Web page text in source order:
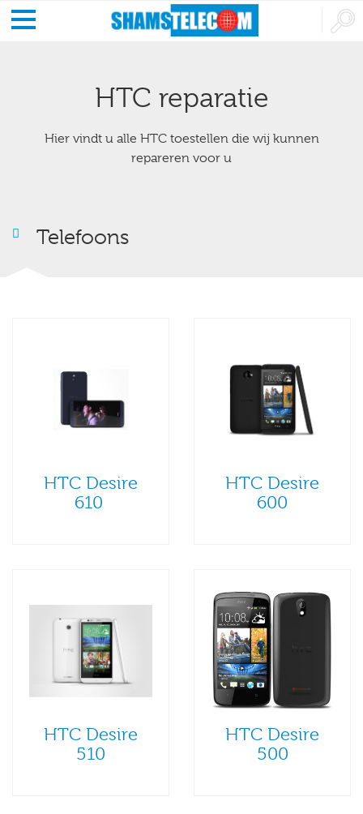
HTC reparatie
Hier vindt u alle HTC toestellen die wij kunnen
repareren voor u
Telefoons
HTC Desire
610
HTC Desire
600
HTC Desire
510
HTC Desire
500